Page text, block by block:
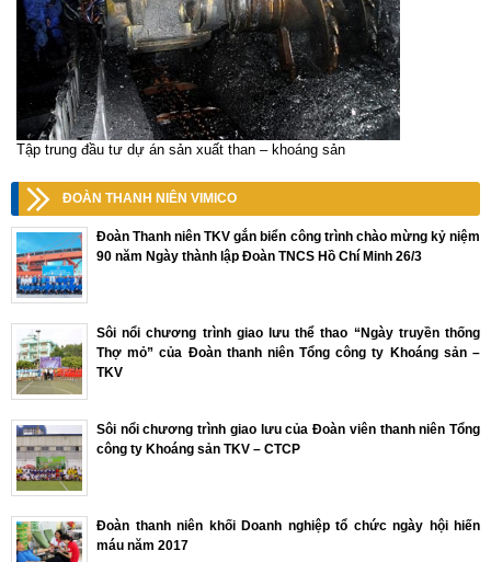
Tập trung đầu tư dự án sản xuất than – khoáng sản
ĐOÀN THANH NIÊN VIMICO
Đoàn Thanh niên TKV gắn biển công trình chào mừng kỷ niệm
90 năm Ngày thành lập Đoàn TNCS Hồ Chí Minh 26/3
Sôi nổi chương trình giao lưu thể thao “Ngày truyền thống
Thợ mỏ” của Đoàn thanh niên Tổng công ty Khoáng sản –
TKV
Sôi nổi chương trình giao lưu của Đoàn viên thanh niên Tổng
công ty Khoáng sản TKV – CTCP
Đoàn thanh niên khối Doanh nghiệp tổ chức ngày hội hiến
máu năm 2017